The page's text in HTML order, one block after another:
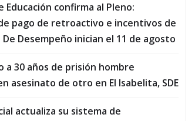
Educación confirma al Pleno:
pago de retroactivo e incentivos de
Desempeño inician el 11 de agosto
a 30 años de prisión hombre
asesinato de otro en El Isabelita, SDE
actualiza su sistema de